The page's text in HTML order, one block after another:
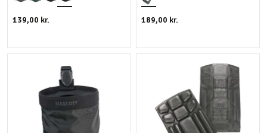
139,00 kr. 189,00 kr.